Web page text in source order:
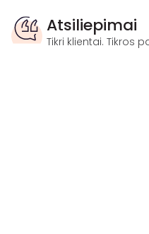
Atsiliepimai
Tikri klientai. Tikros